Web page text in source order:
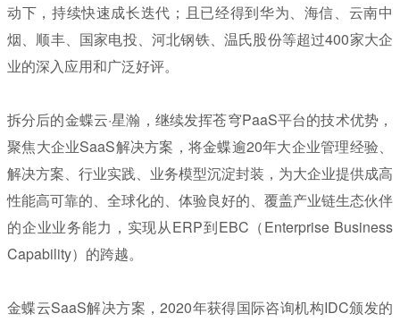
动下，持续快速成长迭代；且已经得到华为、海信、云南中
烟、顺丰、国家电投、河北钢铁、温氏股份等超过400家大企
业的深入应用和广泛好评。
拆分后的金蝶云·星瀚，继续发挥苍穹PaaS平台的技术优势，
聚焦大企业SaaS解决方案，将金蝶逾20年大企业管理经验、
解决方案、行业实践、业务模型沉淀封装，为大企业提供成高
性能高可靠的、全球化的、体验良好的、覆盖产业链生态伙伴
的企业业务能力，实现从ERP到EBC（Enterprise Business
Capability）的跨越。
金蝶云SaaS解决方案，2020年获得国际咨询机构IDC颁发的